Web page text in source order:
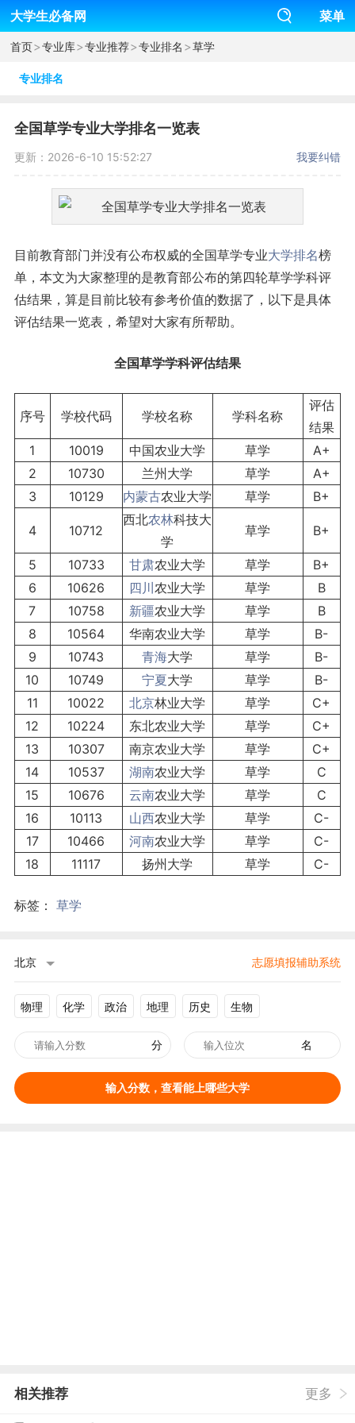
大学生必备网 菜单
首页>专业库>专业推荐>专业排名 >草学
专业排名
全国草学专业大学排名一览表
更新：2026-6-10 15:52:27 我要纠错
目前教育部门并没有公布权威的全国草学专业大学排名榜
单，本文为大家整理的是教育部公布的第四轮草学学科评
估结果，算是目前比较有参考价值的数据了，以下是具体
评估结果一览表，希望对大家有所帮助。
全国草学学科评估结果
序号 学校代码 学校名称 学科名称
评估
结果
1
10019 中国农业大学 草学
A+
2
10730 兰州大学 草学
A+
3
10129 内蒙古农业大学 草学 B+
4 10712
西北农林科技大
学
草学 B+
5 10733 甘肃农业大学 草学
B+
6
10626 四川农业大学 草学
B
7
10758 新疆农业大学 草学
B
8
10564 华南农业大学 草学
B-
9
10743 青海大学 草学
B-
10
10749 宁夏大学 草学
B-
11
10022 北京林业大学 草学
C+
12
10224 东北农业大学 草学
C+
13
10307 南京农业大学 草学
C+
14
10537 湖南农业大学 草学
C
15
10676 云南农业大学 草学
C
16
10113 山西农业大学 草学
C-
17
10466 河南农业大学 草学
C-
18
11117 扬州大学 草学 C-
标签： 草学
北京 志愿填报辅助系统
物理 化学 政治 地理 历史 生物
分 名
输入分数，查看能上哪些大学
相关推荐 更多